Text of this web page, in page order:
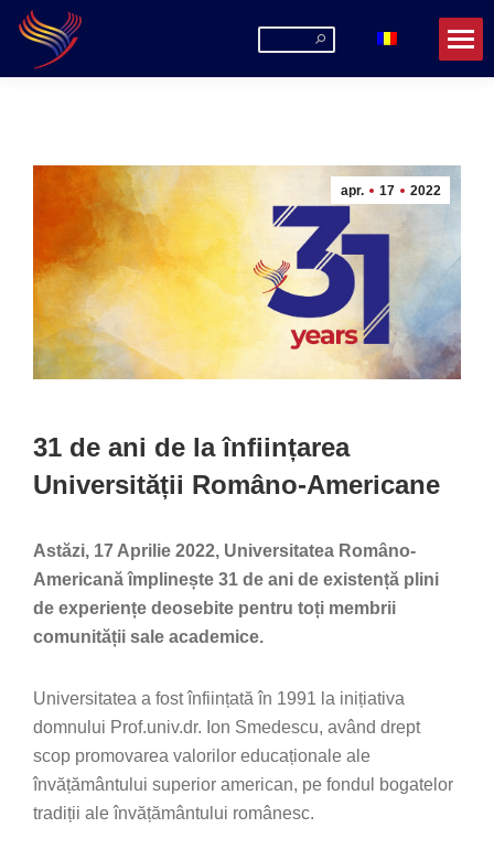
Search:
apr. 17 2022
31 de ani de la înființarea
Universității Româno-Americane
Astăzi, 17 Aprilie 2022, Universitatea Româno-
Americană împlinește 31 de ani de existență plini
de experiențe deosebite pentru toți membrii
comunității sale academice.
Universitatea a fost înființată în 1991 la inițiativa
domnului Prof.univ.dr. Ion Smedescu, având drept
scop promovarea valorilor educaționale ale
învățământului superior american, pe fondul bogatelor
tradiții ale învățământului românesc.